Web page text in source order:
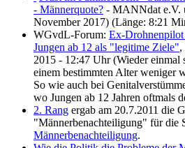
- Männerquote? - MANNdat e.V.
November 2017) (Länge: 8:21
WGvdL-Forum: Ex-
Jungen ab 12 als "legitime Ziele",
2015 - 12:47 Uhr (Wieder einmal
einem bestimmten Alter weniger
So wie auch bei
wo Jungen ab 12 Jahren oftmals
2. Rang ergab am 20.7.2011 die
"Männerbenachteiligung" für die
Männerbenachteiligung.